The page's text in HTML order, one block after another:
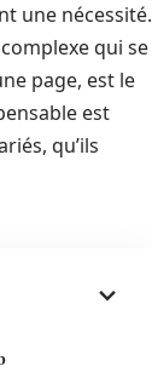
une nécessité.
qui se
page, est le
est
qu’ils